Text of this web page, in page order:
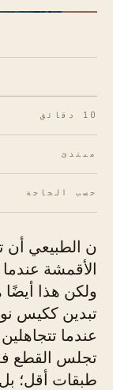
10 دقائق
مبتدئ
حسب الحاجة
ن الطبيعي
الأقمشة
ولكن هذا
تبدين ككيس
عندما
تجلس القطع
طبقات أقل؛